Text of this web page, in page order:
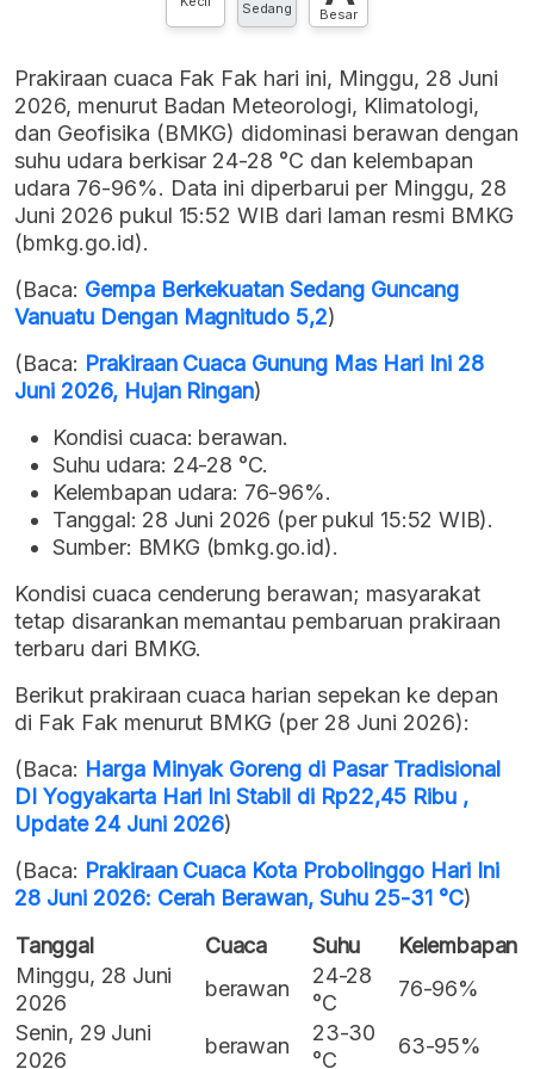
Sedang Besar
Prakiraan cuaca Fak Fak hari ini, Minggu, 28 Juni
2026, menurut Badan Meteorologi, Klimatologi,
dan Geofisika (BMKG) didominasi berawan dengan
suhu udara berkisar 24-28 °C dan kelembapan
udara 76-96%. Data ini diperbarui per Minggu, 28
Juni 2026 pukul 15:52 WIB dari laman resmi BMKG
(bmkg.go.id).
(Baca: Gempa Berkekuatan Sedang Guncang
Vanuatu Dengan Magnitudo 5,2)
(Baca: Prakiraan Cuaca Gunung Mas Hari Ini 28
Juni 2026, Hujan Ringan)
Kondisi cuaca: berawan.
Suhu udara: 24-28 °C.
Kelembapan udara: 76-96%.
Tanggal: 28 Juni 2026 (per pukul 15:52 WIB).
Sumber: BMKG (bmkg.go.id).
Kondisi cuaca cenderung berawan; masyarakat
tetap disarankan memantau pembaruan prakiraan
terbaru dari BMKG.
Berikut prakiraan cuaca harian sepekan ke depan
di Fak Fak menurut BMKG (per 28 Juni 2026):
(Baca: Harga Minyak Goreng di Pasar Tradisional
DI Yogyakarta Hari Ini Stabil di Rp22,45 Ribu ,
Update 24 Juni 2026)
(Baca: Prakiraan Cuaca Kota Probolinggo Hari Ini
28 Juni 2026: Cerah Berawan, Suhu 25-31 °C)
Tanggal
Cuaca Suhu
Kelembapan
Minggu, 28 Juni
2026
berawan
24-28
°C
76-96%
Senin, 29 Juni
2026
berawan
23-30
°C
63-95%